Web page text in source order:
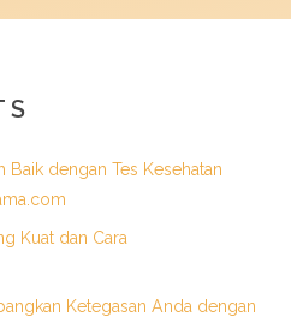
Baik dengan Tes Kesehatan
Kuat dan Cara
Ketegasan Anda dengan